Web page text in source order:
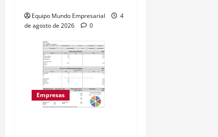
Equipo Mundo Empresarial
4
de agosto de 2026
0
Empresas